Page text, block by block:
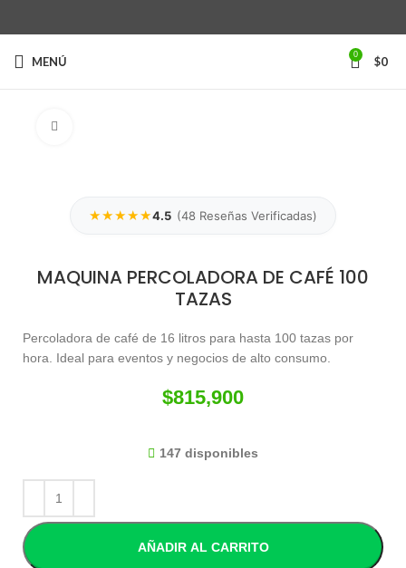
MENÚ 0 $0
★★★★★4.5 (48 Reseñas Verificadas)
MAQUINA PERCOLADORA DE CAFÉ 100
TAZAS
Percoladora de café de 16 litros para hasta 100 tazas por
hora. Ideal para eventos y negocios de alto consumo.
$815,900
147 disponibles
AÑADIR AL CARRITO